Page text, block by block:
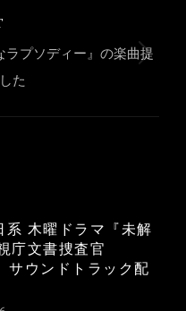
プソディー』の楽曲提
た
系 木曜ドラマ『未解
庁文書捜査官
サウンドトラック配